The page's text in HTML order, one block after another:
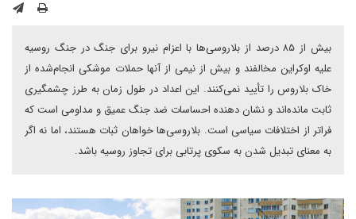
بیش از ۸۵ درصد از بلاروسی‌ها با اعزام نیرو برای جنگ در جنگ روسیه
علیه اوکراین مخالفند و بیش از نیمی از آنها حملات موشکی انجام‌شده از
خاک بلاروس را تأیید نمی‌کنند. این اعداد در طول زمان به طرز چشمگیری
ثابت مانده‌اند و نشان دهنده احساسات ضد جنگ عمیق و مداومی است که
فراتر از اختلافات سیاسی است. بلاروسی‌ها خواهان ثبات هستند، اما نه اگر
به معنای تبدیل شدن به سکوی پرتابی برای تجاوز روسیه باشد.